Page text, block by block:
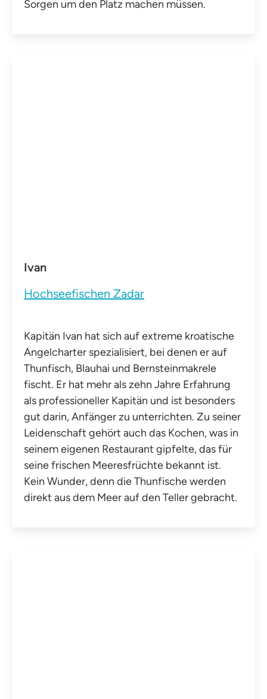
Sorgen um den Platz machen müssen.
Ivan
Hochseefischen Zadar
Kapitän Ivan hat sich auf extreme kroatische
Angelcharter spezialisiert, bei denen er auf
Thunfisch, Blauhai und Bernsteinmakrele
fischt. Er hat mehr als zehn Jahre Erfahrung
als professioneller Kapitän und ist besonders
gut darin, Anfänger zu unterrichten. Zu seiner
Leidenschaft gehört auch das Kochen, was in
seinem eigenen Restaurant gipfelte, das für
seine frischen Meeresfrüchte bekannt ist.
Kein Wunder, denn die Thunfische werden
direkt aus dem Meer auf den Teller gebracht.